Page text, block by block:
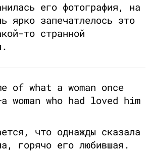
его фотография, на
ярко запечатлелось это
то странной
of what a woman once
woman who had loved him
что однажды сказала
горячо его любившая.